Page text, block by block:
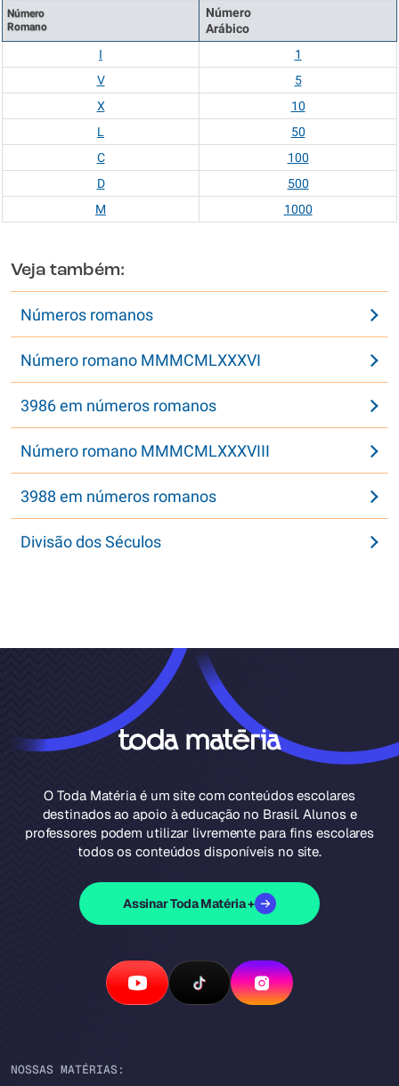
Número
Romano
Número
Arábico
I
1
V
5
X
10
L
50
C
100
D
500
M
1000
Veja também:
Números romanos
Número romano MMMCMLXXXVI
3986 em números romanos
Número romano MMMCMLXXXVIII
3988 em números romanos
Divisão dos Séculos
O Toda Matéria é um site com conteúdos escolares
destinados ao apoio à educação no Brasil. Alunos e
professores podem utilizar livremente para fins escolares
todos os conteúdos disponíveis no site.
Assinar Toda Matéria +
NOSSAS MATÉRIAS: